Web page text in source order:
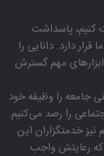
كنیم، پاسداشت
دارد. دانایی را
ابزارهای مهم گسترش
جامعه را وظیفه خود
را رصد می‌كنیم.
خدمتگزاران این
رعایتش واجب